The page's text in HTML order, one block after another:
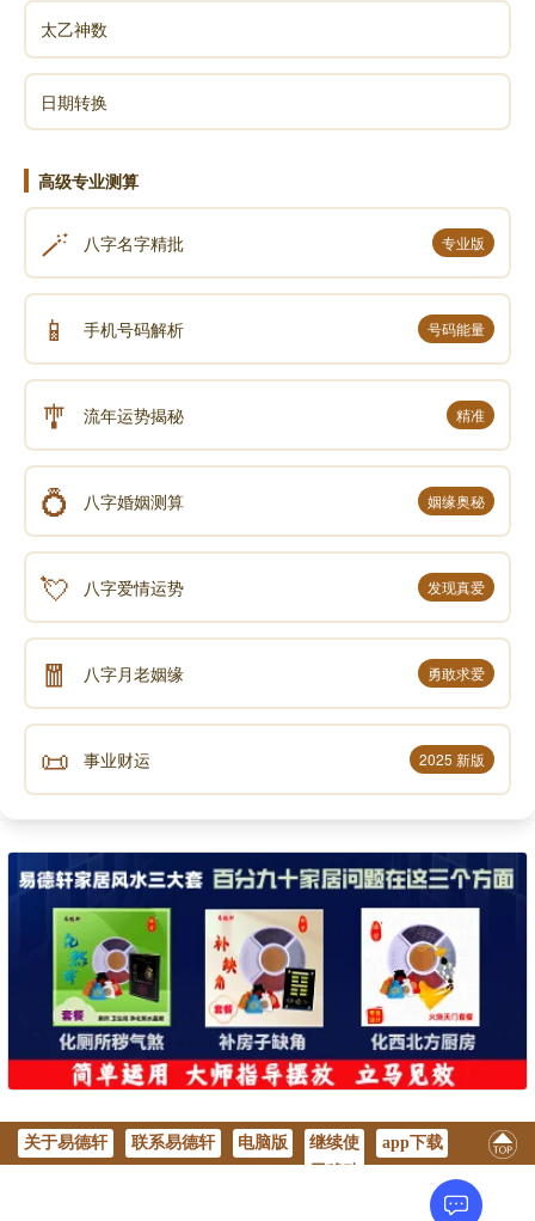
太乙神数
日期转换
高级专业测算
🪄 八字名字精批 专业版
📱 手机号码解析 号码能量
🎐 流年运势揭秘 精准
💍 八字婚姻测算 姻缘奥秘
💘 八字爱情运势 发现真爱
🧧 八字月老姻缘 勇敢求爱
📜 事业财运 2025 新版
关于易德轩 联系易德轩 电脑版
继续使
app下载